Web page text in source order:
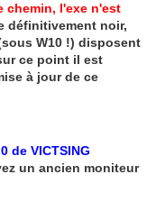
chemin, l'exe n'est
définitivement noir,
W10 !) disposent
ce point il est
à jour de ce
de VICTSING
un ancien moniteur